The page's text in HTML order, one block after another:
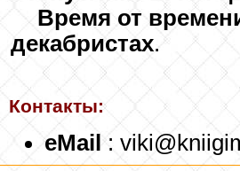
Время от
декабристах.
Контакты:
eMail: